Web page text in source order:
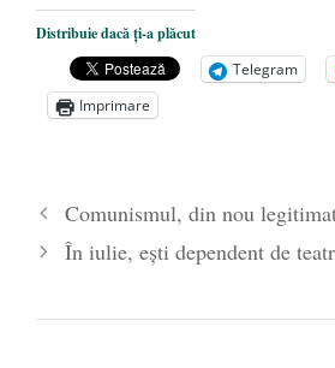
Dezvăluiri cutremurătoare
președintele Ucrainei,
Zelensky
- 13 mai 2026
Statul care servește Națiunea
poetului Octavian Goga,
- 16 aprilie 2026
Distribuie dacă ți-a plăcut
Telegram
Imprimare
Comunismul, din nou
În iulie, eşti dependent de